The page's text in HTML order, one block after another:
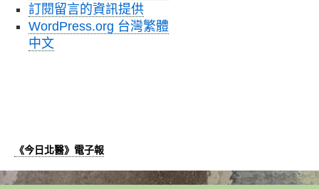
訂閱留言的資訊提供
WordPress.org 台灣繁體
中文
《今日北醫》電子報